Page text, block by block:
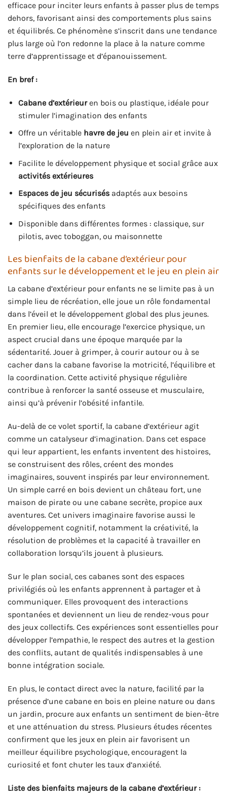
efficace pour inciter leurs enfants à passer plus de temps
dehors, favorisant ainsi des comportements plus sains
et équilibrés. Ce phénomène s’inscrit dans une tendance
plus large où l’on redonne la place à la nature comme
terre d’apprentissage et d’épanouissement.
En bref :
Cabane d’extérieuren bois ou plastique, idéale pour
stimuler l’imagination des enfants
Offre un véritable havre de jeu en plein air et invite à
l’exploration de la nature
Facilite le développement physique et social grâce aux
activités extérieures
Espaces de jeu sécurisésadaptés aux besoins
spécifiques des enfants
Disponible dans différentes formes : classique, sur
pilotis, avec toboggan, ou maisonnette
Les bienfaits de la cabane d’extérieur pour
enfants sur le développement et le jeu en plein air
La cabane d’extérieur pour enfants ne se limite pas à un
simple lieu de récréation, elle joue un rôle fondamental
dans l’éveil et le développement global des plus jeunes.
En premier lieu, elle encourage l’exercice physique, un
aspect crucial dans une époque marquée par la
sédentarité. Jouer à grimper, à courir autour ou à se
cacher dans la cabane favorise la motricité, l’équilibre et
la coordination. Cette activité physique régulière
contribue à renforcer la santé osseuse et musculaire,
ainsi qu’à prévenir l’obésité infantile.
Au-delà de ce volet sportif, la cabane d’extérieur agit
comme un catalyseur d’imagination. Dans cet espace
qui leur appartient, les enfants inventent des histoires,
se construisent des rôles, créent des mondes
imaginaires, souvent inspirés par leur environnement.
Un simple carré en bois devient un château fort, une
maison de pirate ou une cabane secrète, propice aux
aventures. Cet univers imaginaire favorise aussi le
développement cognitif, notamment la créativité, la
résolution de problèmes et la capacité à travailler en
collaboration lorsqu’ils jouent à plusieurs.
Sur le plan social, ces cabanes sont des espaces
privilégiés où les enfants apprennent à partager et à
communiquer. Elles provoquent des interactions
spontanées et deviennent un lieu de rendez-vous pour
des jeux collectifs. Ces expériences sont essentielles pour
développer l’empathie, le respect des autres et la gestion
des conflits, autant de qualités indispensables à une
bonne intégration sociale.
En plus, le contact direct avec la nature, facilité par la
présence d’une cabane en bois en pleine nature ou dans
un jardin, procure aux enfants un sentiment de bien-être
et une atténuation du stress. Plusieurs études récentes
confirment que les jeux en plein air favorisent un
meilleur équilibre psychologique, encouragent la
curiosité et font chuter les taux d’anxiété.
Liste des bienfaits majeurs de la cabane d’extérieur :